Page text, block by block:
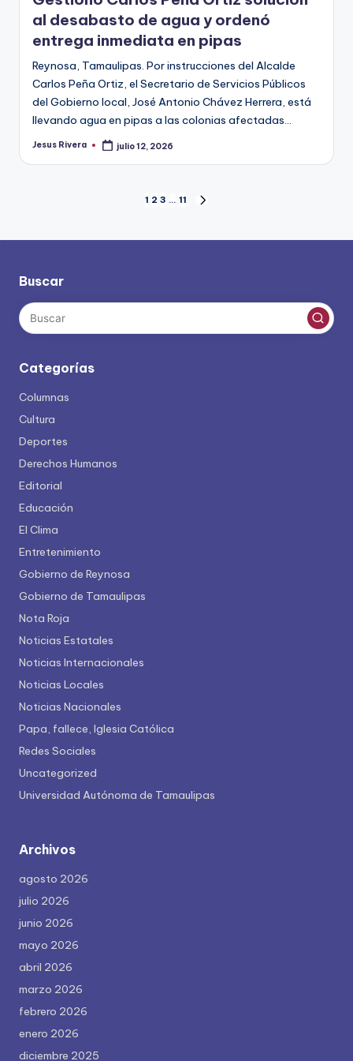
al desabasto de agua y ordenó
entrega inmediata en pipas
Reynosa, Tamaulipas. Por instrucciones del Alcalde
Carlos Peña Ortiz, el Secretario de Servicios Públicos
del Gobierno local, José Antonio Chávez Herrera, está
llevando agua en pipas a las colonias afectadas…
Publicado
Jesus Rivera julio 12, 2026
Paginación
de
entradas
1 2 3 … 11
Buscar
Categorías
Columnas
Cultura
Deportes
Derechos Humanos
Editorial
Educación
El Clima
Entretenimiento
Gobierno de Reynosa
Gobierno de Tamaulipas
Nota Roja
Noticias Estatales
Noticias Internacionales
Noticias Locales
Noticias Nacionales
Papa, fallece, Iglesia Católica
Redes Sociales
Uncategorized
Universidad Autónoma de Tamaulipas
Archivos
agosto 2026
julio 2026
junio 2026
mayo 2026
abril 2026
marzo 2026
febrero 2026
enero 2026
diciembre 2025